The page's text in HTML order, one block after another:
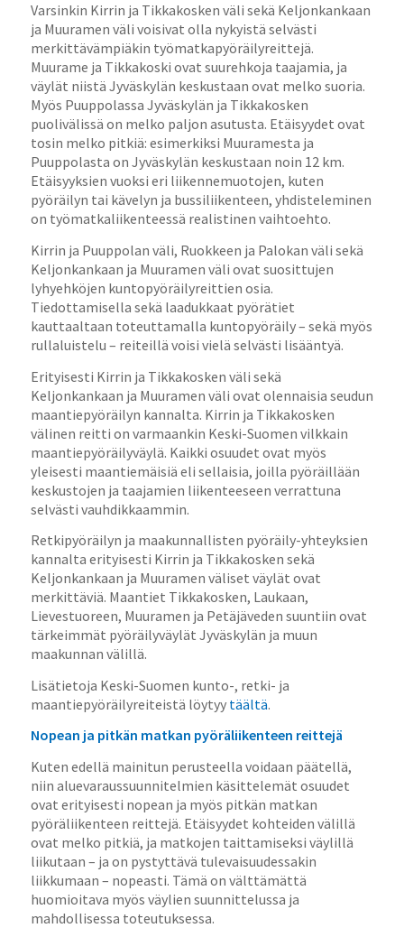
Varsinkin Kirrin ja Tikkakosken väli sekä Keljonkankaan
ja Muuramen väli voisivat olla nykyistä selvästi
merkittävämpiäkin työmatkapyöräilyreittejä.
Muurame ja Tikkakoski ovat suurehkoja taajamia, ja
väylät niistä Jyväskylän keskustaan ovat melko suoria.
Myös Puuppolassa Jyväskylän ja Tikkakosken
puolivälissä on melko paljon asutusta. Etäisyydet ovat
tosin melko pitkiä: esimerkiksi Muuramesta ja
Puuppolasta on Jyväskylän keskustaan noin 12 km.
Etäisyyksien vuoksi eri liikennemuotojen, kuten
pyöräilyn tai kävelyn ja bussiliikenteen, yhdisteleminen
on työmatkaliikenteessä realistinen vaihtoehto.
Kirrin ja Puuppolan väli, Ruokkeen ja Palokan väli sekä
Keljonkankaan ja Muuramen väli ovat suosittujen
lyhyehköjen kuntopyöräilyreittien osia.
Tiedottamisella sekä laadukkaat pyörätiet
kauttaaltaan toteuttamalla kuntopyöräily – sekä myös
rullaluistelu – reiteillä voisi vielä selvästi lisääntyä.
Erityisesti Kirrin ja Tikkakosken väli sekä
Keljonkankaan ja Muuramen väli ovat olennaisia seudun
maantiepyöräilyn kannalta. Kirrin ja Tikkakosken
välinen reitti on varmaankin Keski-Suomen vilkkain
maantiepyöräilyväylä. Kaikki osuudet ovat myös
yleisesti maantiemäisiä eli sellaisia, joilla pyöräillään
keskustojen ja taajamien liikenteeseen verrattuna
selvästi vauhdikkaammin.
Retkipyöräilyn ja maakunnallisten pyöräily-yhteyksien
kannalta erityisesti Kirrin ja Tikkakosken sekä
Keljonkankaan ja Muuramen väliset väylät ovat
merkittäviä. Maantiet Tikkakosken, Laukaan,
Lievestuoreen, Muuramen ja Petäjäveden suuntiin ovat
tärkeimmät pyöräilyväylät Jyväskylän ja muun
maakunnan välillä.
Lisätietoja Keski-Suomen kunto-, retki- ja
maantiepyöräilyreiteistä löytyy täältä.
Nopean ja pitkän matkan pyöräliikenteen reittejä
Kuten edellä mainitun perusteella voidaan päätellä,
niin aluevaraussuunnitelmien käsittelemät osuudet
ovat erityisesti nopean ja myös pitkän matkan
pyöräliikenteen reittejä. Etäisyydet kohteiden välillä
ovat melko pitkiä, ja matkojen taittamiseksi väylillä
liikutaan – ja on pystyttävä tulevaisuudessakin
liikkumaan – nopeasti. Tämä on välttämättä
huomioitava myös väylien suunnittelussa ja
mahdollisessa toteutuksessa.